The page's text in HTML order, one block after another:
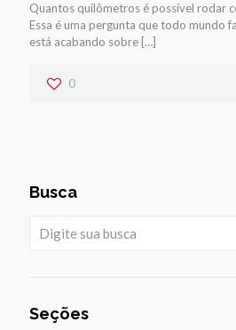
Quantos quilômetros é possível rodar
Essa é uma pergunta que todo mundo
está acabando sobre […]
0
Busca
Seções